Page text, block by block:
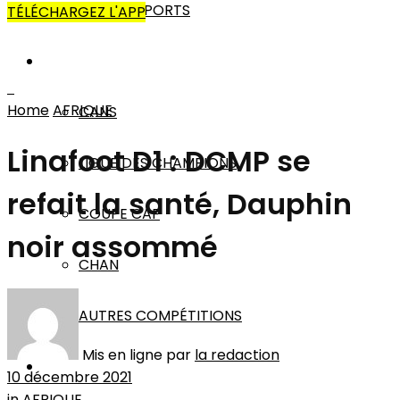
AUTRES SPORTS
CANS
LIGUE DES CHAMPIONS
COUPE CAF
CHAN
AUTRES COMPÉTITIONS
MONDE
TÉLÉCHARGEZ L'APP
HomeAFRIQUE
Linafoot D1 : DCMP se
refait la santé, Dauphin
noir assommé
Mis en ligne par la redaction
10 décembre 2021